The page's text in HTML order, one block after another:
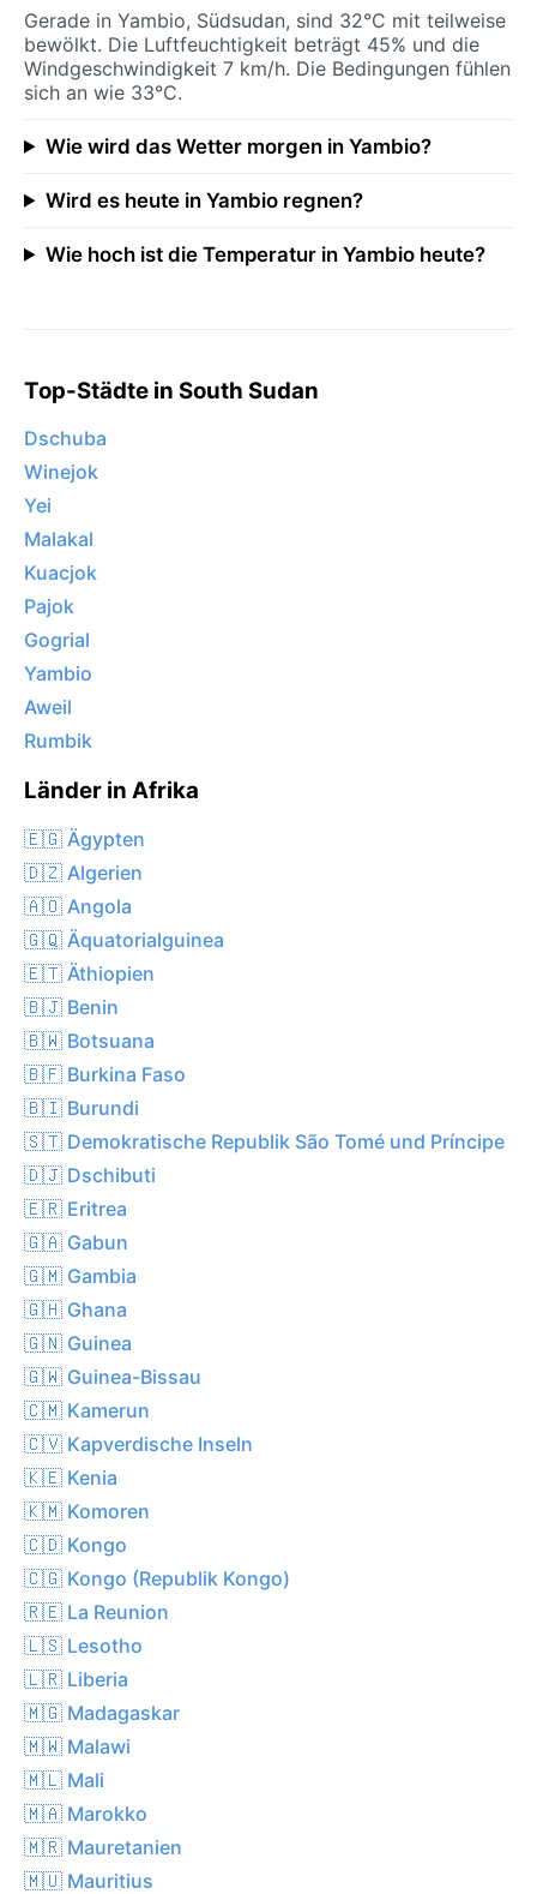
Gerade in Yambio, Südsudan, sind 32°C mit teilweise
bewölkt. Die Luftfeuchtigkeit beträgt 45% und die
Windgeschwindigkeit 7 km/h. Die Bedingungen fühlen
sich an wie 33°C.
Wie wird das Wetter morgen in Yambio?
Wird es heute in Yambio regnen?
Wie hoch ist die Temperatur in Yambio heute?
Top-Städte in South Sudan
Dschuba
Winejok
Yei
Malakal
Kuacjok
Pajok
Gogrial
Yambio
Aweil
Rumbik
Länder in Afrika
🇪🇬 Ägypten
🇩🇿 Algerien
🇦🇴 Angola
🇬🇶 Äquatorialguinea
🇪🇹 Äthiopien
🇧🇯 Benin
🇧🇼 Botsuana
🇧🇫 Burkina Faso
🇧🇮 Burundi
🇸🇹 Demokratische Republik São Tomé und Príncipe
🇩🇯 Dschibuti
🇪🇷 Eritrea
🇬🇦 Gabun
🇬🇲 Gambia
🇬🇭 Ghana
🇬🇳 Guinea
🇬🇼 Guinea-Bissau
🇨🇲 Kamerun
🇨🇻 Kapverdische Inseln
🇰🇪 Kenia
🇰🇲 Komoren
🇨🇩 Kongo
🇨🇬 Kongo (Republik Kongo)
🇷🇪 La Reunion
🇱🇸 Lesotho
🇱🇷 Liberia
🇲🇬 Madagaskar
🇲🇼 Malawi
🇲🇱 Mali
🇲🇦 Marokko
🇲🇷 Mauretanien
🇲🇺 Mauritius